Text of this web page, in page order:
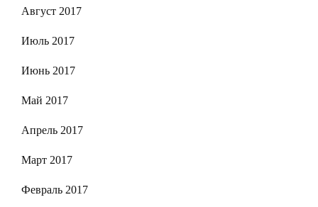
Август 2017
Июль 2017
Июнь 2017
Май 2017
Апрель 2017
Март 2017
Февраль 2017